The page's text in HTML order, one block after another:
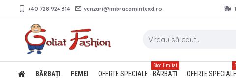
+40 728 924 314 vanzari@imbracamintexxl.ro
BĂRBAȚI FEMEI OFERTE SPECIALE - BĂRBAȚI
Stoc limitat
OFERTE